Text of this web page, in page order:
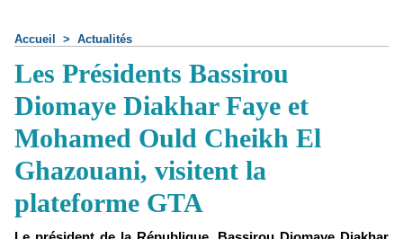
Accueil > Actualités
Les Présidents Bassirou
Diomaye Diakhar Faye et
Mohamed Ould Cheikh El
Ghazouani, visitent la
plateforme GTA